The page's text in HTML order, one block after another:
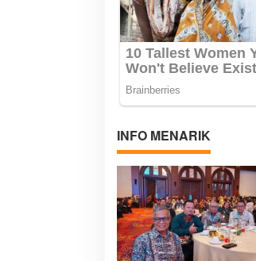
INFO MENARIK